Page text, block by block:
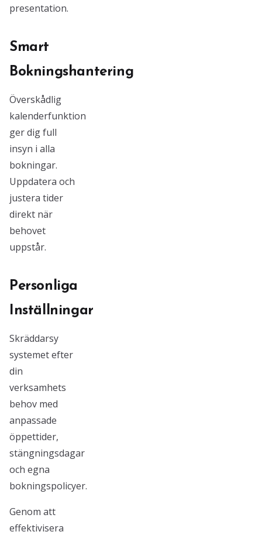
presentation.
Smart
Bokningshantering
Överskådlig
kalenderfunktion
ger dig full
insyn i alla
bokningar.
Uppdatera och
justera tider
direkt när
behovet
uppstår.
Personliga
Inställningar
Skräddarsy
systemet efter
din
verksamhets
behov med
anpassade
öppettider,
stängningsdagar
och egna
bokningspolicyer.
Genom att
effektivisera